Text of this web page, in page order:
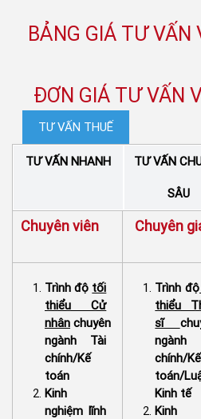
BẢNG GIÁ TƯ VẤN
ĐƠN GIÁ TƯ VẤN
TƯ VẤN THUẾ
TƯ VẤN NHANH TƯ VẤN
SÂU
Chuyên viên Chuyên
Trình độ tối
thiểu Cử
nhân chuyên
ngành Tài
chính/Kế
toán
Kinh
nghiệm lĩnh
Trình độ
thiểu
sĩ
ngành
chính/Kế
toán/
Kinh tế
Kinh